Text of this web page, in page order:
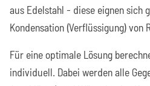
aus Edelstahl - diese eignen sich
Kondensation (Verflüssigung) von
Für eine optimale Lösung
individuell. Dabei werden alle